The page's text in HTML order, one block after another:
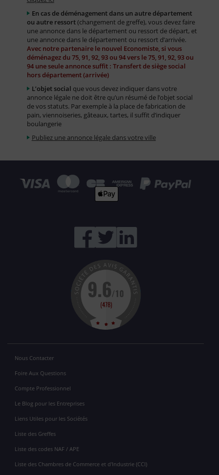
En cas de déménagement dans un autre département
ou autre ressort(changement de greffe), vous devez faire
une annonce dans le département ou ressort de départ, et
une annonce dans le département ou ressort d’arrivée.
Avec notre partenaire le nouvel Economiste, si vous
déménagez du 75, 91, 92, 93 ou 94 vers le 75, 91, 92, 93 ou
94 une seule annonce suffit : Transfert de siège social
hors département (arrivée)
L’objet social que vous devez indiquer dans votre
annonce légale ne doit être qu’un résumé de l’objet social
de vos statuts. Par exemple à la place de fabrication de
pain, viennoiseries, gâteaux, tartes, il suffit d’indiquer
boulangerie
Publiez une annonce légale dans votre ville
Nous Contacter
Foire Aux Questions
Compte Professionnel
Le Blog pour les Entreprises
Liens Utiles pour les Sociétés
Liste des Greffes
Liste des codes NAF / APE
Liste des Chambres de Commerce et d'Industrie (CCI)